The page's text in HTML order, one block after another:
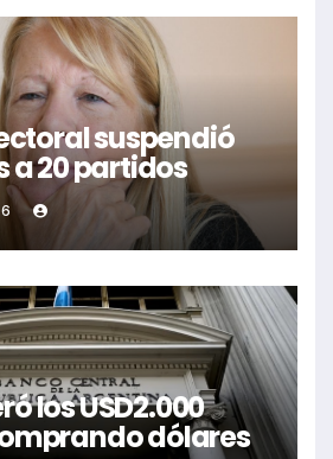
suspendió
a 20 partidos
los USD2.000
dólares